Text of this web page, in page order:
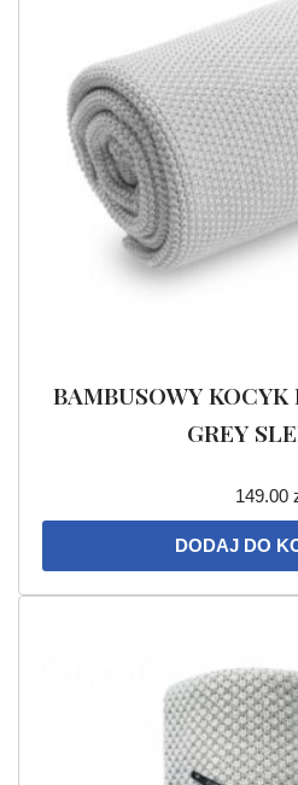
BAMBUSOWY
GREY
149.00
DODAJ DO